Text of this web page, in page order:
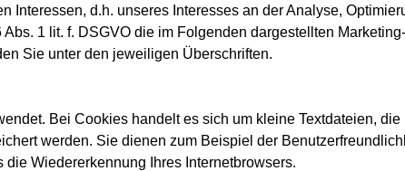
Interessen, d.h. unseres Interesses an der Analyse,
1 lit. f. DSGVO die im Folgenden dargestellten
Sie unter den jeweiligen Überschriften.
Bei Cookies handelt es sich um kleine Textdateien,
werden. Sie dienen zum Beispiel der
Wiedererkennung Ihres Internetbrowsers.